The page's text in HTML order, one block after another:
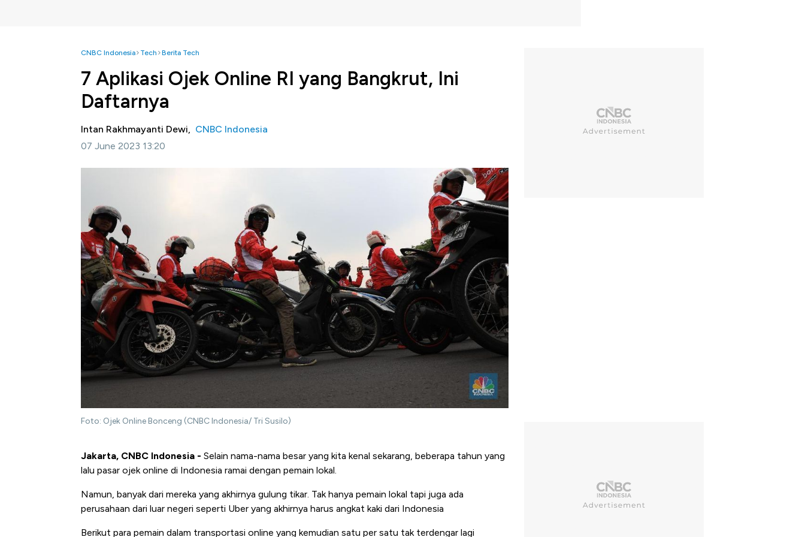
CNBC Indonesia Tech Berita Tech
7 Aplikasi Ojek Online RI yang Bangkrut, Ini
Daftarnya
Intan Rakhmayanti Dewi, CNBC Indonesia
07 June 2023 13:20
Foto: Ojek Online Bonceng (CNBC Indonesia/ Tri Susilo)
Jakarta, CNBC Indonesia - Selain nama-nama besar yang kita kenal sekarang, beberapa tahun yang
lalu pasar ojek online di Indonesia ramai dengan pemain lokal.
Namun, banyak dari mereka yang akhirnya gulung tikar. Tak hanya pemain lokal tapi juga ada
perusahaan dari luar negeri seperti Uber yang akhirnya harus angkat kaki dari Indonesia
Berikut para pemain dalam transportasi online yang kemudian satu per satu tak terdengar lagi